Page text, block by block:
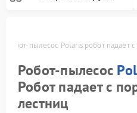
Робот-пылесос Polaris робот падает
Робот-пылесос
Робот падает с
лестниц